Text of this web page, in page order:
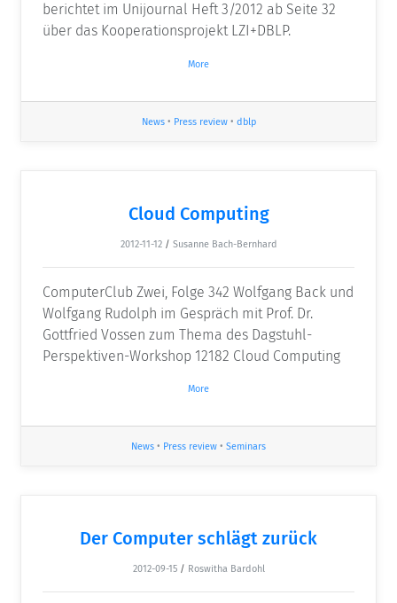
berichtet im Unijournal Heft 3/2012 ab Seite 32
über das Kooperationsprojekt LZI+DBLP.
More
News• Press review• dblp
Cloud Computing
2012-11-12 / Susanne Bach-Bernhard
ComputerClub Zwei, Folge 342 Wolfgang Back und
Wolfgang Rudolph im Gespräch mit Prof. Dr.
Gottfried Vossen zum Thema des Dagstuhl-
Perspektiven-Workshop 12182 Cloud Computing
More
News • Press review • Seminars
Der Computer schlägt zurück
2012-09-15 / Roswitha Bardohl